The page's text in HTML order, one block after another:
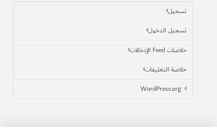
تسجيل
تسجيل الدخول
خلاصات Feed الإدخالات
خلاصة التعليقات
WordPress.org